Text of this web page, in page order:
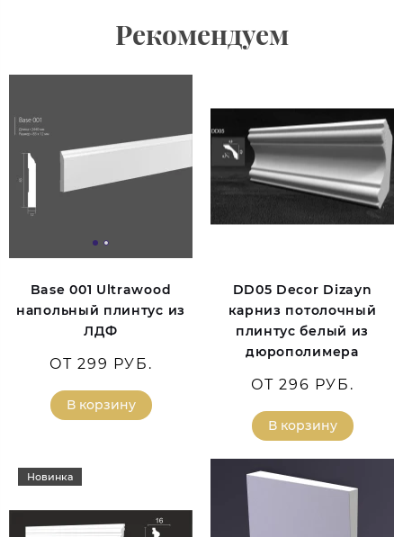
Рекомендуем
Base 001 Ultrawood
напольный плинтус из
ЛДФ
ОТ 299 РУБ.
В корзину
DD05 Decor Dizayn
карниз потолочный
плинтус белый из
дюрополимера
ОТ 296 РУБ.
В корзину
Новинка